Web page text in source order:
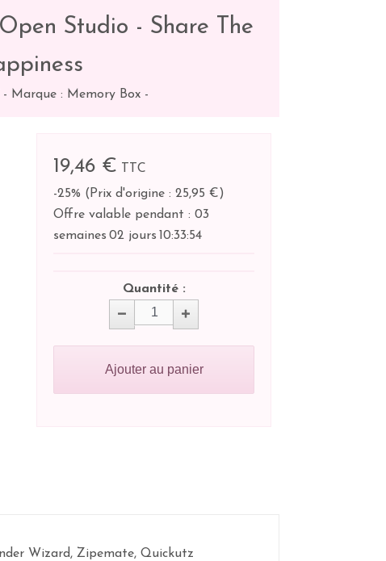
Studio - Share The
- Marque : Memory Box -
19,46 €
TTC
-25% ( Prix d'origine : 25,95 €)
Offre valable pendant : 03
semaines 02 jours 10:33:53
Quantité :
Ajouter au panier
Wizard, Zipemate, Quickutz